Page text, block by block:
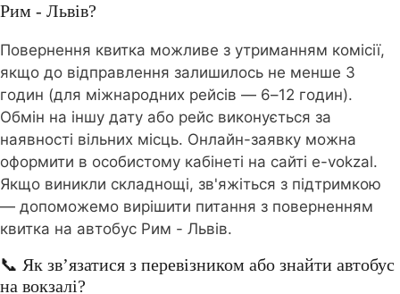
Рим - Львів?
Повернення квитка можливе з утриманням комісії,
якщо до відправлення залишилось не менше 3
годин (для міжнародних рейсів — 6–12 годин).
Обмін на іншу дату або рейс виконується за
наявності вільних місць. Онлайн-заявку можна
оформити в особистому кабінеті на сайті e-vokzal.
Якщо виникли складнощі, зв'яжіться з підтримкою
— допоможемо вирішити питання з поверненням
квитка на автобус Рим - Львів.
📞 Як зв’язатися з перевізником або знайти автобус
на вокзалі?